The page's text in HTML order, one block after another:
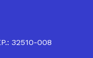
32510-008